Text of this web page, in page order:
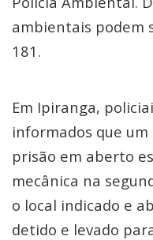
ambientais podem
181.
Em Ipiranga,
informados que
prisão em aberto
mecânica na
o local indicado e
detido e levado